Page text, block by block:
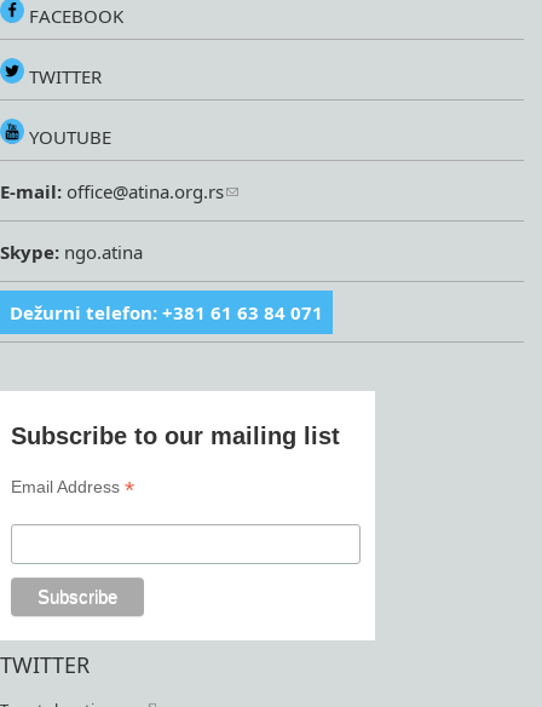
FACEBOOK
TWITTER
YOUTUBE
E-mail: office@atina.org.rs
Skype: ngo.atina
Dežurni telefon: +381 61 63 84 071
Subscribe to our mailing list
Email Address*
TWITTER